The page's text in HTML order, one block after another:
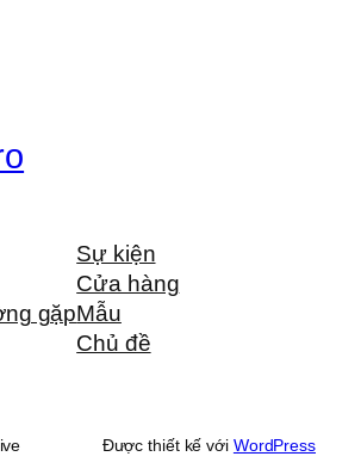
gặp
Sự kiện
Cửa hàng
Mẫu
Chủ đề
Được thiết kế với WordPress